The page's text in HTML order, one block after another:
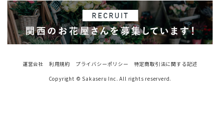
運営会社 利用規約 プライバシーポリシー
特定商取引法に関する記述
Copyright © Sakaseru Inc. All rights reserverd.